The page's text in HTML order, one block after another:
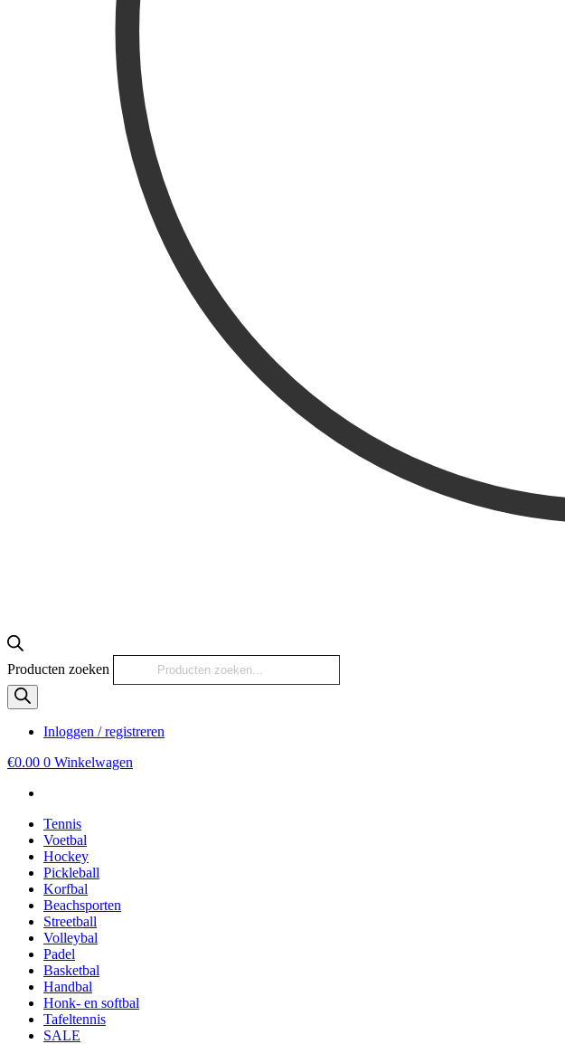
Producten zoeken
Inloggen / registreren
€0.00 0 Winkelwagen
Tennis
Voetbal
Hockey
Pickleball
Korfbal
Beachsporten
Streetball
Volleybal
Padel
Basketbal
Handbal
Honk- en softbal
Tafeltennis
SALE